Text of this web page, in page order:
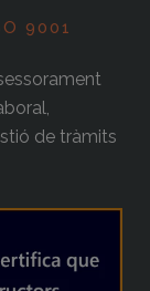
9001
de tràmits